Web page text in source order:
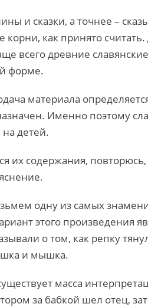
и сказки, а точнее –
корни, как принято
всего древние
форме.
материала
Именно поэтому
детей.
их содержания,
одну из самых
этого произведения
о том, как репку
и мышка.
масса
за бабкой шел отец,